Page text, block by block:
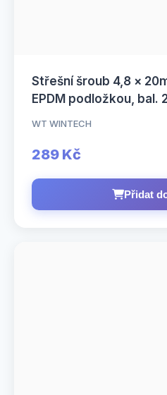
Střešní šroub 4,8 ×
EPDM podložkou, bal.
WT WINTECH
289 Kč
Přidat